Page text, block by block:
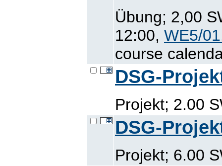
Übung; 2,00
12:00, WE5/
course
DSG-
Projekt; 2.00
DSG-
Projekt; 6.00